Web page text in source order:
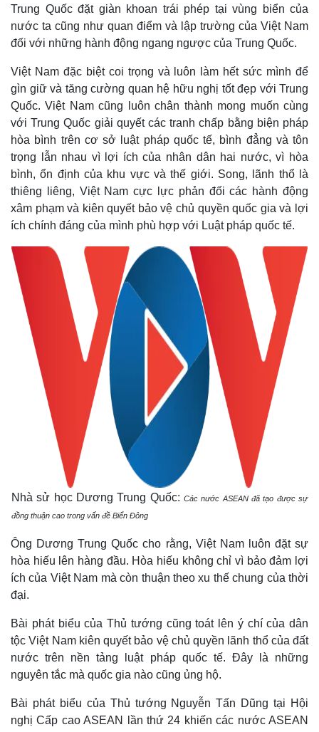
Kinh tế
Bất động sản
Khởi nghiệp
Thị trường
Giá vàng
Tiêu dùng
Tỷ giá
Chứng khoán
Giá cà phê
Trung Quốc đặt giàn khoan trái phép tại vùng biển của
nước ta cũng như quan điểm và lập trường của Việt Nam
đối với những hành động ngang ngược của Trung Quốc.
Việt Nam đặc biệt coi trọng và luôn làm hết sức mình để
gìn giữ và tăng cường quan hệ hữu nghị tốt đẹp với Trung
Quốc. Việt Nam cũng luôn chân thành mong muốn cùng
với Trung Quốc giải quyết các tranh chấp bằng biện pháp
hòa bình trên cơ sở luật pháp quốc tế, bình đẳng và tôn
trọng lẫn nhau vì lợi ích của nhân dân hai nước, vì hòa
bình, ổn định của khu vực và thế giới. Song, lãnh thổ là
thiêng liêng, Việt Nam cực lực phản đối các hành động
xâm phạm và kiên quyết bảo vệ chủ quyền quốc gia và lợi
ích chính đáng của mình phù hợp với Luật pháp quốc tế.
Nhà sử học Dương Trung Quốc: Các nước ASEAN đã tạo được sự
đồng thuận cao trong vấn đề Biển Đông
Ông Dương Trung Quốc cho rằng, Việt Nam luôn đặt sự
hòa hiếu lên hàng đầu. Hòa hiếu không chỉ vì bảo đảm lợi
ích của Việt Nam mà còn thuận theo xu thế chung của thời
đại.
Bài phát biểu của Thủ tướng cũng toát lên ý chí của dân
tộc Việt Nam kiên quyết bảo vệ chủ quyền lãnh thổ của đất
nước trên nền tảng luật pháp quốc tế. Đây là những
nguyên tắc mà quốc gia nào cũng ủng hộ.
Bài phát biểu của Thủ tướng Nguyễn Tấn Dũng tại Hội
nghị Cấp cao ASEAN lần thứ 24 khiến các nước ASEAN